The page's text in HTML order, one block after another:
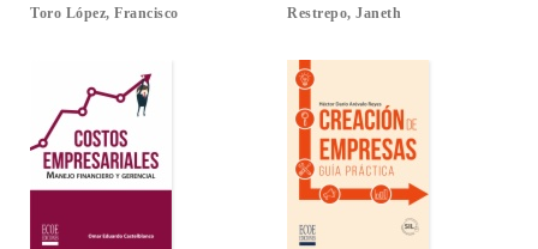
Toro López, Francisco Restrepo, Janeth